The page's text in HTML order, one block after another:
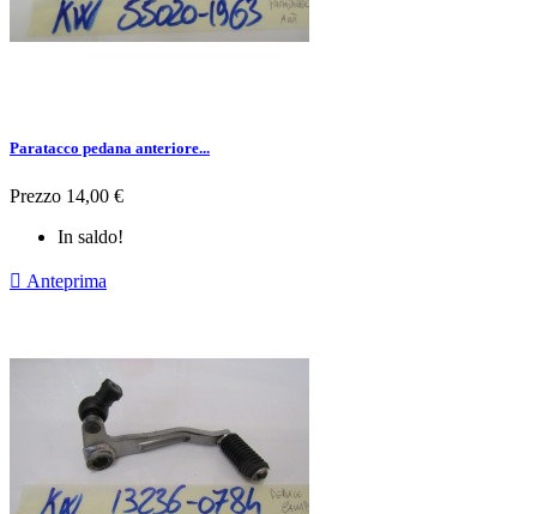
Paratacco pedana anteriore...
Prezzo 14,00 €
In saldo!
 Anteprima